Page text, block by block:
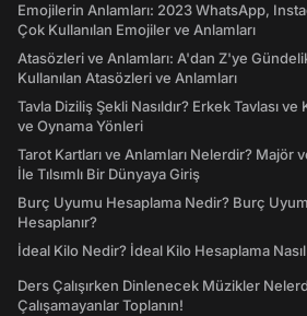
Emojilerin Anlamları: 2023 WhatsApp,
Çok Kullanılan Emojiler ve Anlamları
Atasözleri ve Anlamları: A'dan Z'ye
Kullanılan Atasözleri ve Anlamları
Tavla Diziliş Şekli Nasıldır? Erkek Tavlası ve
ve Oynama Yönleri
Tarot Kartları ve Anlamları Nelerdir? Majör
İle Tılsımlı Bir Dünyaya Giriş
Burç Uyumu Hesaplama Nedir? Burç
Hesaplanır?
İdeal Kilo Nedir? İdeal Kilo Hesaplama Nasıl
Ders Çalışırken Dinlenecek Müzikler
Çalışamayanlar Toplanın!